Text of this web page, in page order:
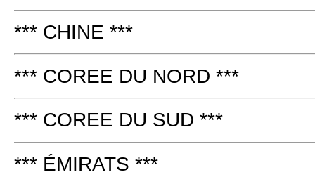
*** CHINE ***
*** COREE DU NORD ***
*** COREE DU SUD ***
*** ÉMIRATS ***